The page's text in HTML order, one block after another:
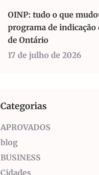
OINP: tudo o que
programa de
de Ontário
17 de julho de 2026
Categorias
APROVADOS
blog
BUSINESS
Cidades